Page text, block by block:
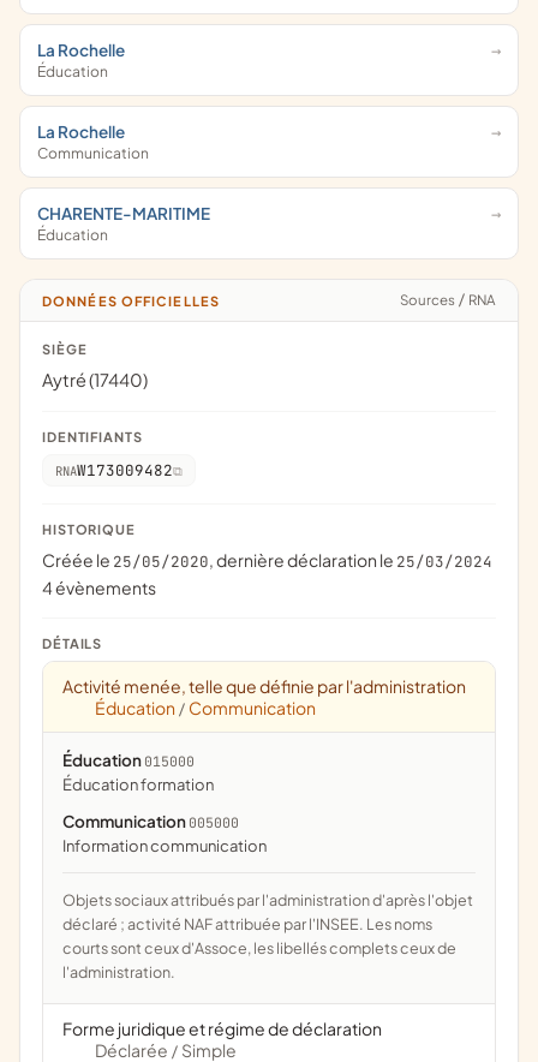
La Rochelle
Éducation
La Rochelle
Communication
CHARENTE-MARITIME
Éducation
DONNÉES OFFICIELLES Sources / RNA
SIÈGE
Aytré (17440)
IDENTIFIANTS
RNAW173009482
HISTORIQUE
Créée le 25/05/2020, dernière déclaration le 25/03/2024
4 évènements
DÉTAILS
Activité menée, telle que définie par l'administration
Éducation / Communication
Éducation 015000
éducation formation
Communication 005000
information communication
Objets sociaux attribués par l'administration d'après l'objet
déclaré ; activité NAF attribuée par l'INSEE. Les noms
courts sont ceux d'Assoce, les libellés complets ceux de
l'administration.
Forme juridique et régime de déclaration
Déclarée / Simple